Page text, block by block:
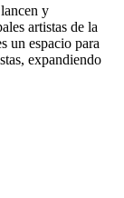
y
artistas de la
un espacio para
expandiendo